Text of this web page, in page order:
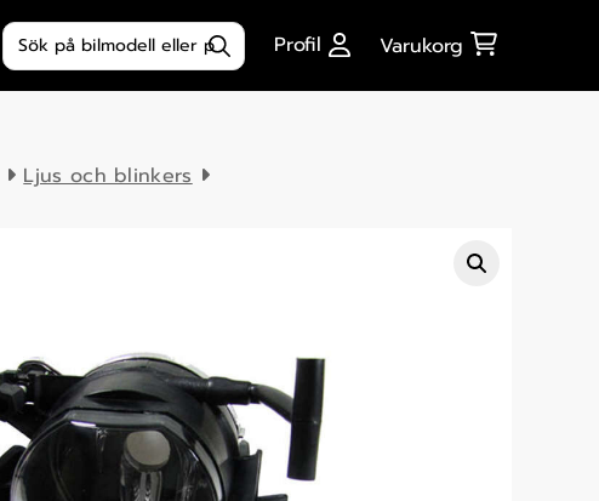
Produktsökning
Profil Varukorg
Ljus och blinkers